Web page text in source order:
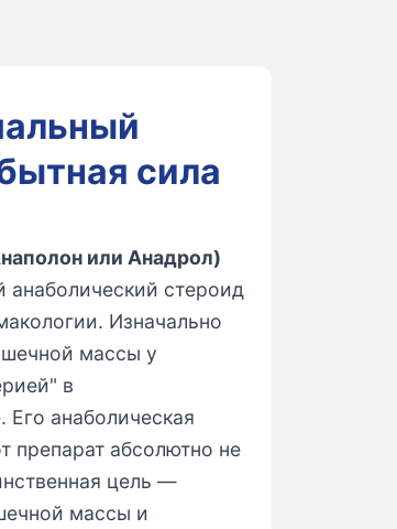
сила
или Анадрол)
стероид
Изначально
массы у
в
анаболическая
препарат абсолютно не
цель —
массы и